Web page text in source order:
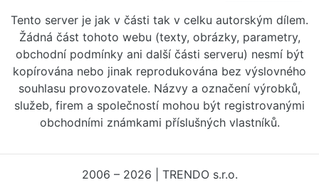
Tento server je jak v části tak v celku autorským dílem.
Žádná část tohoto webu (texty, obrázky, parametry,
obchodní podmínky ani další části serveru) nesmí být
kopírována nebo jinak reprodukována bez výslovného
souhlasu provozovatele. Názvy a označení výrobků,
služeb, firem a společností mohou být registrovanými
obchodními známkami příslušných vlastníků.
2006 – 2026 | TRENDO s.r.o.